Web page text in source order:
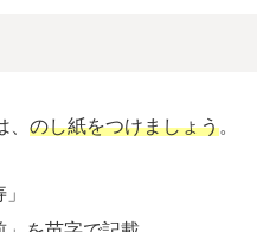
のし紙をつけましょう。